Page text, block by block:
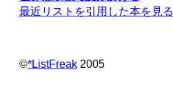
最近リストを引用した本を見る
©️*ListFreak 2005